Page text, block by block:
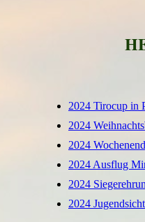
2024 Tirocup in
2024
2024
2024 Ausflug
2024
2024